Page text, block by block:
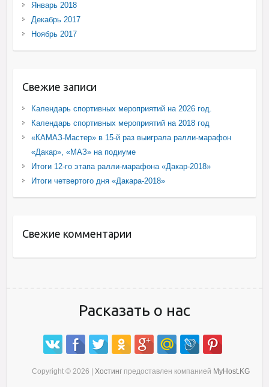
Январь 2018
Декабрь 2017
Ноябрь 2017
Свежие записи
Календарь спортивных мероприятий на 2026 год.
Календарь спортивных мероприятий на 2018 год
«КАМАЗ-Мастер» в 15-й раз выиграла ралли-марафон
«Дакар», «МАЗ» на подиуме
Итоги 12-го этапа ралли-марафона «Дакар-2018»
Итоги четвертого дня «Дакара-2018»
Свежие комментарии
Расказать о нас
Copyright © 2026 | Хостингпредоставлен компанией MyHost.KG